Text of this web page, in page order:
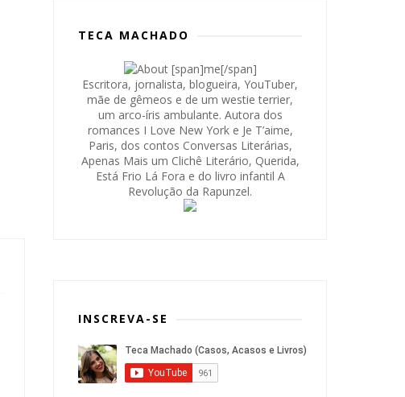
TECA MACHADO
Escritora, jornalista, blogueira, YouTuber,
mãe de gêmeos e de um westie terrier,
um arco-íris ambulante. Autora dos
romances I Love New York e Je T’aime,
Paris, dos contos Conversas Literárias,
Apenas Mais um Clichê Literário, Querida,
Está Frio Lá Fora e do livro infantil A
Revolução da Rapunzel.
INSCREVA-SE